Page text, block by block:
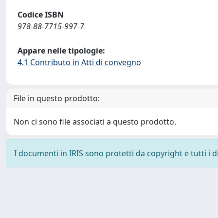
Codice ISBN
978-88-7715-997-7
Appare nelle tipologie:
4.1 Contributo in Atti di convegno
File in questo prodotto:
Non ci sono file associati a questo prodotto.
I documenti in IRIS sono protetti da copyright e tutti i